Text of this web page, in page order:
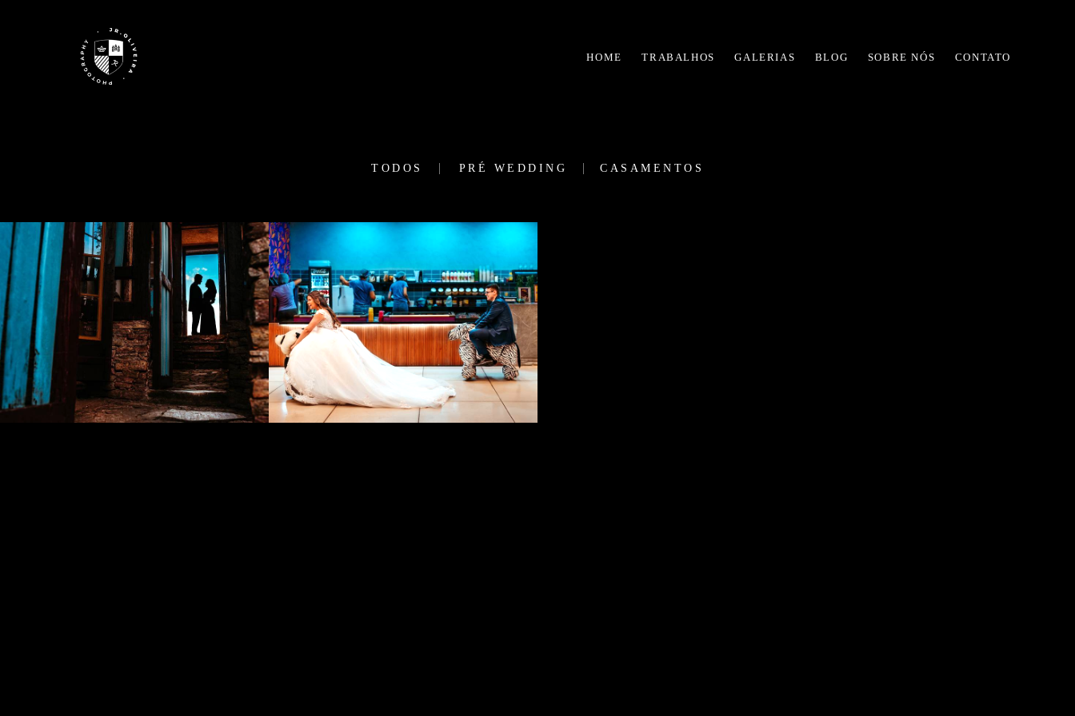
HOME TRABALHOS GALERIAS BLOG SOBRE NÓS CONTATO
TODOS PRÉ WEDDING CASAMENTOS
636 1659 0